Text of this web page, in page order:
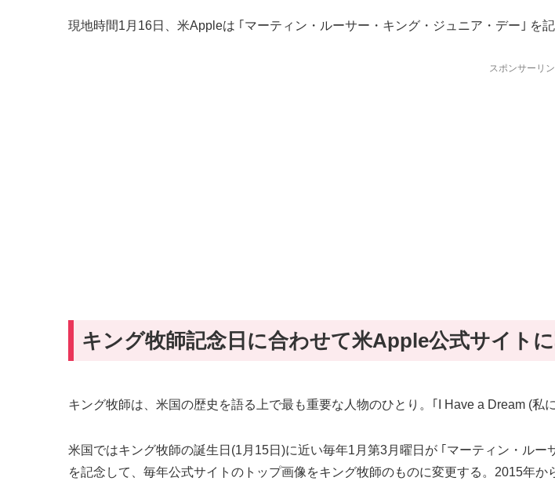
現地時間1月16日、米Appleは ｢マーティン・ルーサー・キング・ジュニア・デー｣ を
スポンサーリ
キング牧師記念日に合わせて米Apple公式サイト
キング牧師は、米国の歴史を語る上で最も重要な人物のひとり。｢I Have a Dream (私
米国ではキング牧師の誕生日(1月15日)に近い毎年1月第3月曜日が ｢マーティン・ル
を記念して、毎年公式サイトのトップ画像をキング牧師のものに変更する。2015年か